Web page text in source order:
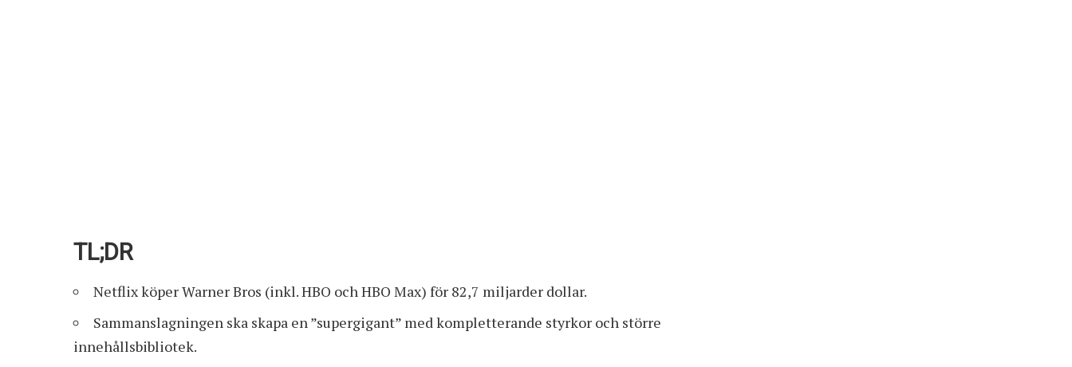
TL;DR
Netflix köper Warner Bros (inkl. HBO och HBO Max) för 82,7 miljarder dollar.
Sammanslagningen ska skapa en ”supergigant” med kompletterande styrkor och större
innehållsbibliotek.